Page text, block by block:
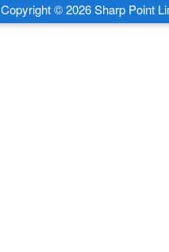
Copyright © 2026 Sharp Point